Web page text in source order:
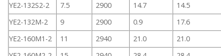
YE2-132S2-2
7.5 2900 14.7
14.5
YE2-132M-2
9 2900 0.9
17.6
YE2-160M1-2
11 2940 21.0
21.0